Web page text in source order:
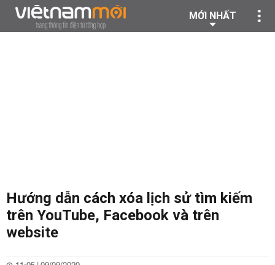
MỚI NHẤT
Hướng dẫn cách xóa lịch sử tìm kiếm
trên YouTube, Facebook và trên
website